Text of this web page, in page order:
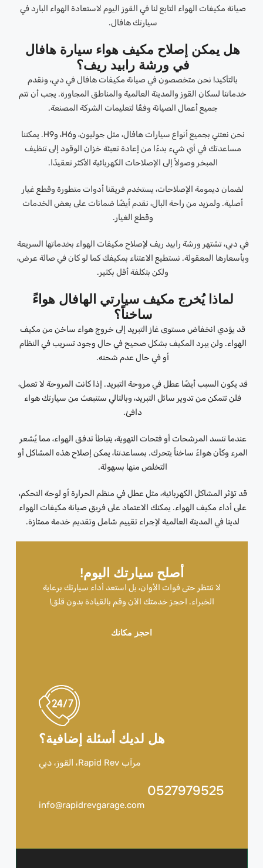
أصلح سيارتك اليوم!
لا تنتظر حتى فوات الأوان، بل استعد أداء سيارتك برعاية
الخبراء. احجز خدمتك الآن وقم بالقيادة بدون قلق!
احجز مكانك
هل لديك أسئلة إضافية؟
مرآب Rapid Rev، القوز، دبي
0527979525
info@rapidrevgarage.com
صيانة مكيفات الهواء التابع لنا في القوز اليوم لاستعادة الهواء البارد في
سيارتك هافال.
هل يمكن إصلاح مكيف هواء سيارة هافال
في ورشة رابيد ريف؟
بالتأكيد! نحن متخصصون في صيانة مكيفات هافال في دبي، ونقدم
خدماتنا لسكان القوز والمدينة العالمية والمناطق المجاورة. يجب أن تتم
جميع أعمال الصيانة وفقًا لتعليمات الشركة المصنعة.
نحن نعتني بجميع أنواع سيارات هافال، مثل جوليون، وH6، وH9. يمكننا
مساعدتك في أي شيء بدءًا من إعادة تعبئة خزان الوقود إلى تنظيف
المبخر وصولاً إلى الإصلاحات الكهربائية الأكثر تعقيدًا.
لضمان ديمومة الإصلاحات، يستخدم فريقنا أدوات متطورة وقطع غيار
أصلية. ولمزيد من راحة البال، نقدم أيضًا ضمانات على بعض الخدمات
وقطع الغيار.
في دبي، تشتهر ورشة رابيد ريف لإصلاح مكيفات الهواء بخدماتها السريعة
وبأسعارها المعقولة. نستطيع الاعتناء بمكيفك كما لو كان في صالة عرض،
ولكن بتكلفة أقل بكثير.
لماذا يُخرج مكيف سيارتي الهافال هواءً
ساخناً؟
قد يؤدي انخفاض مستوى غاز التبريد إلى خروج هواء ساخن من مكيف
الهواء. ولن يبرد المكيف بشكل صحيح في حال وجود تسريب في النظام
أو في حال عدم شحنه.
قد يكون السبب أيضًا عطل في مروحة التبريد. إذا كانت المروحة لا تعمل،
فلن تتمكن من تدوير سائل التبريد، وبالتالي ستنبعث من سيارتك هواء
دافئ.
عندما تنسد المرشحات أو فتحات التهوية، يتباطأ تدفق الهواء، مما يُشعر
المرء وكأن هواءً ساخناً يتحرك. بمساعدتنا، يمكن إصلاح هذه المشاكل أو
التخلص منها بسهولة.
قد تؤثر المشاكل الكهربائية، مثل عطل في منظم الحرارة أو لوحة التحكم،
على أداء مكيف الهواء. يمكنك الاعتماد على فريق صيانة مكيفات الهواء
لدينا في المدينة العالمية لإجراء تقييم شامل وتقديم خدمة ممتازة.